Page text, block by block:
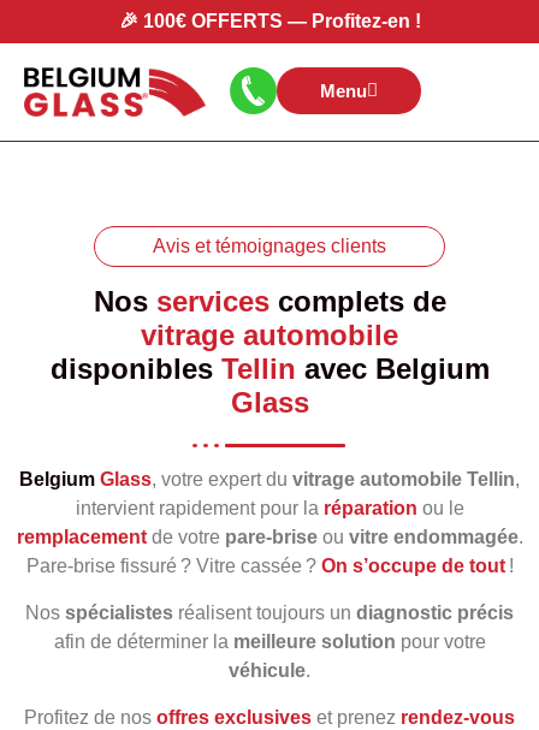
🎉 100€ OFFERTS — Profitez-en !
Menu
Avis et témoignages clients
Nos servicescomplets de
vitrage automobile
disponibles Tellin avec Belgium
Glass
Belgium Glass, votre expert du vitrage automobile Tellin,
intervient rapidement pour la réparation ou le
remplacementde votre pare‑briseou vitre endommagée.
Pare‑brise fissuré ? Vitre cassée ? On s’occupe de tout!
Nos spécialistes réalisent toujours un diagnostic précis
afin de déterminer la meilleure solution pour votre
véhicule.
Profitez de nos offres exclusives et prenez rendez‑vous